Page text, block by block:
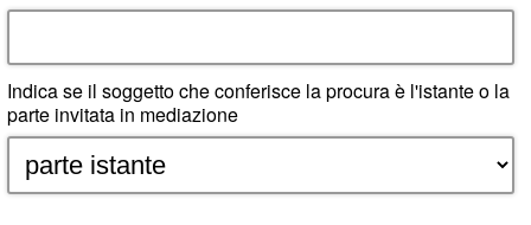
Indica se il soggetto che conferisce la procura è l'istante o la
parte invitata in mediazione